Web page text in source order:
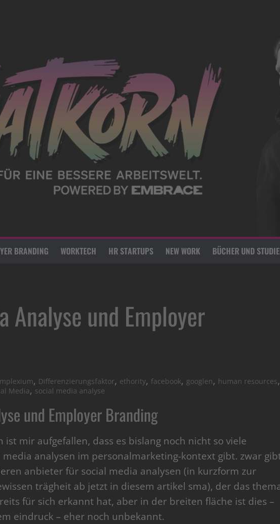
BRANDING WORKTECH HR STARTUPS NEW WORK BÜCHER UND
Analyse und Employer
, Differenzierungsfaktor, ethority, facebook, googlen, human resources,
Media, social media analyse
und Employer Branding
ist mir aufgefallen, dass es bislang noch nicht so viele
analysen im personalmarketing-kontext gibt. zwar
anbieter für social media analysen (in kurzform zur
trägheit ab jetzt in diesem artikel sma), der das
für sich erkannt hat, aber in der breiten fläche ist dies –
eindruck – eher noch unbekannt.